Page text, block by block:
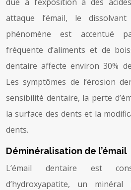
attaque l’émail, le dissolvant
phénomène est accentué
fréquente d’aliments et de
dentaire affecte environ 30%
Les symptômes de l’érosion
sensibilité dentaire, la perte
la surface des dents et la
dents.
Déminéralisation de l’émail
L’émail dentaire est
d’hydroxyapatite, un